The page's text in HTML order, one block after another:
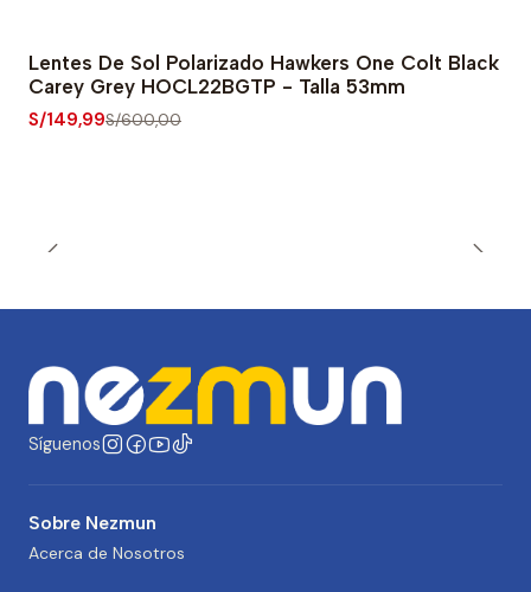
-75% OFF
Lentes De Sol Polarizado Hawkers One Colt Black
Carey Grey HOCL22BGTP - Talla 53mm
S/149,99S/600,00
Síguenos
Sobre Nezmun
Acerca de Nosotros